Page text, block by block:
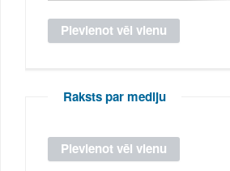
Raksts par mediju